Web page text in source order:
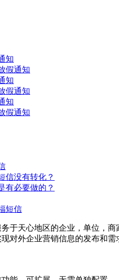
知
假通知
知
假通知
知
假通知
信没有转化？
有必要做的？
短信
于天心地区的企业，单位，
对外企业营销信息的发布和